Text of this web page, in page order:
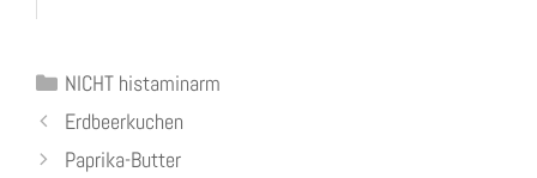
Kategorien
NICHT histaminarm
Erdbeerkuchen
Paprika-Butter